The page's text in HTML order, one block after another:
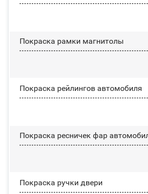
Покраска рамки магнитолы
Покраска рейлингов автомобиля
Покраска ресничек фар
Покраска ручки двери